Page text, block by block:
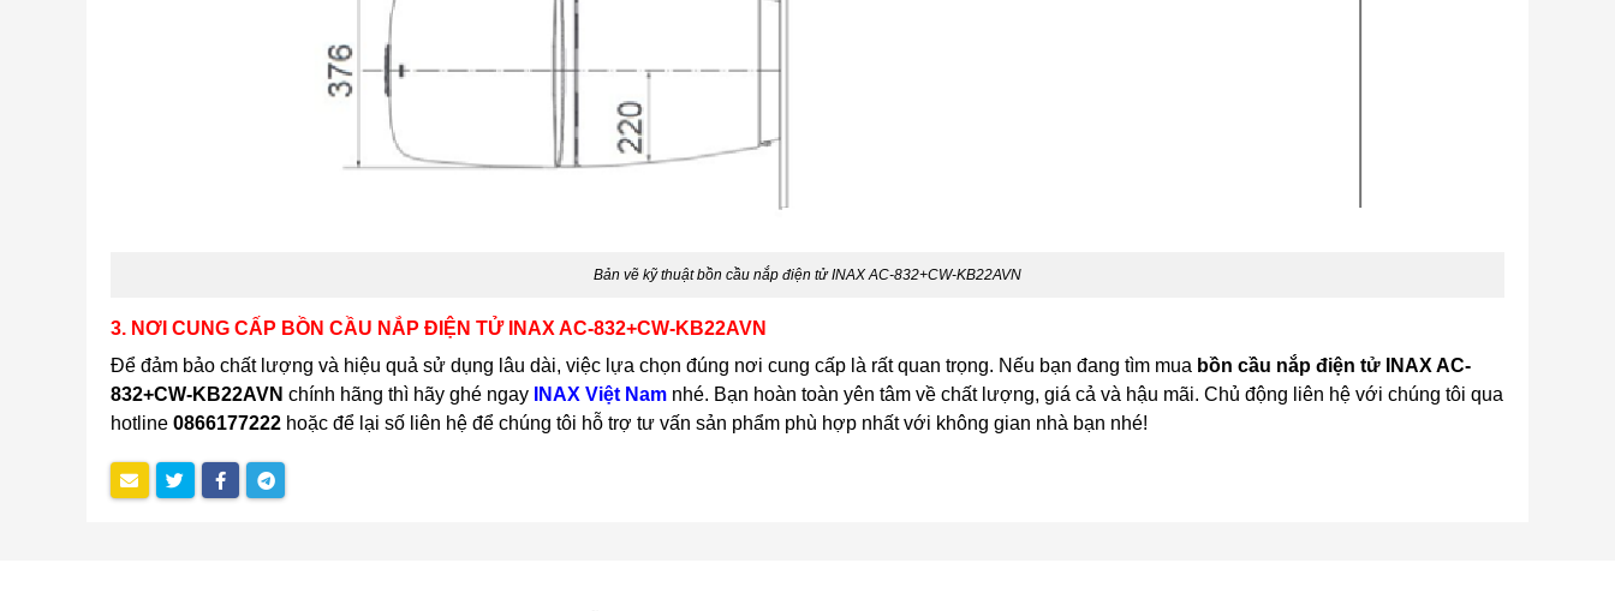
Bản vẽ kỹ thuật bồn cầu nắp điện tử INAX AC-832+CW-KB22AVN
3. NƠI CUNG CẤP BỒN CẦU NẮP ĐIỆN TỬ INAX AC-832+CW-KB22AVN
Để đảm bảo chất lượng và hiệu quả sử dụng lâu dài, việc lựa chọn đúng nơi cung cấp là rất quan trọng. Nếu bạn đang tìm mua bồn cầu nắp điện tử INAX AC-
832+CW-KB22AVN chính hãng thì hãy ghé ngay INAX Việt Nam nhé. Bạn hoàn toàn yên tâm về chất lượng, giá cả và hậu mãi. Chủ động liên hệ với chúng tôi qua
hotline 0866177222 hoặc để lại số liên hệ để chúng tôi hỗ trợ tư vấn sản phẩm phù hợp nhất với không gian nhà bạn nhé!